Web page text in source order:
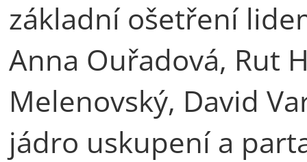
základní ošetření
Anna Ouřadová, Rut
Melenovský, David
jádro uskupení a